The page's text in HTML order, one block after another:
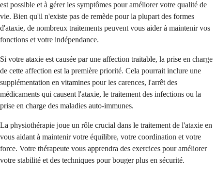
est possible et à gérer les symptômes pour améliorer votre qualité de
vie. Bien qu'il n'existe pas de remède pour la plupart des formes
d'ataxie, de nombreux traitements peuvent vous aider à maintenir vos
fonctions et votre indépendance.
Si votre ataxie est causée par une affection traitable, la prise en charge
de cette affection est la première priorité. Cela pourrait inclure une
supplémentation en vitamines pour les carences, l'arrêt des
médicaments qui causent l'ataxie, le traitement des infections ou la
prise en charge des maladies auto-immunes.
La physiothérapie joue un rôle crucial dans le traitement de l'ataxie en
vous aidant à maintenir votre équilibre, votre coordination et votre
force. Votre thérapeute vous apprendra des exercices pour améliorer
votre stabilité et des techniques pour bouger plus en sécurité.